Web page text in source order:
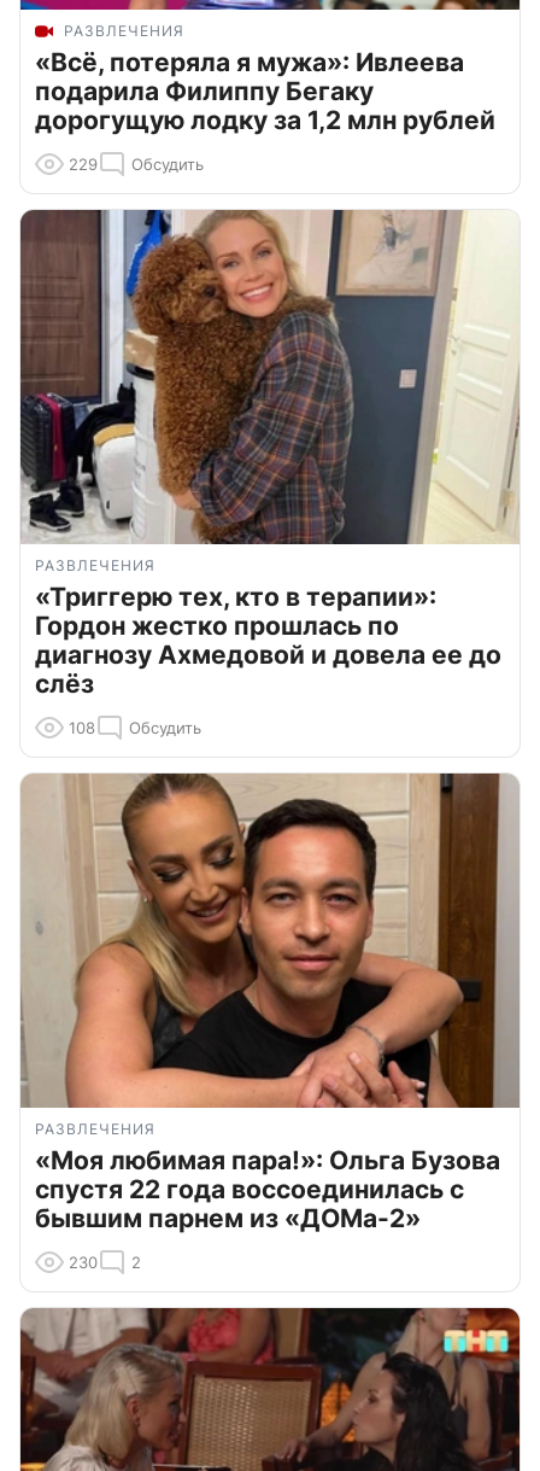
РАЗВЛЕЧЕНИЯ
«Всё, потеряла я мужа»: Ивлеева
подарила Филиппу Бегаку
дорогущую лодку за 1,2 млн рублей
229 Обсудить
РАЗВЛЕЧЕНИЯ
«Триггерю тех, кто в терапии»:
Гордон жестко прошлась по
диагнозу Ахмедовой и довела ее до
слёз
108 Обсудить
РАЗВЛЕЧЕНИЯ
«Моя любимая пара!»: Ольга Бузова
спустя 22 года воссоединилась с
бывшим парнем из «ДОМа-2»
230 2